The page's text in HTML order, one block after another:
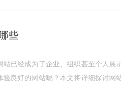
些
站已经成为了企业、组织甚至个人
验良好的网站呢？本文将详细探讨